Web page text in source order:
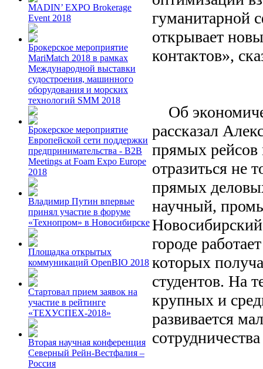
MADIN’ EXPO Brokerage
Event 2018
Брокерское мероприятие
MariMatch 2018 в рамках
Международной выставки
судостроения, машинного
оборудования и морских
технологий SMM 2018
Брокерское мероприятие
Европейской сети поддержки
предпринимательства - B2B
Meetings at Foam Expo Europe
2018
Владимир Путин впервые
принял участие в форуме
«Технопром» в Новосибирске
Площадка открытых
коммуникаций OpenBIO 2018
Стартовал прием заявок на
участие в рейтинге
«ТЕХУСПЕХ-2018»
Вторая научная конференция
Северный Рейн-Вестфалия –
Россия
гуманитарной
открывает
контактов»,
Об
рассказал
прямых
отразиться не
прямых
научный,
городе
которых
студентов. На
крупных и
развивается